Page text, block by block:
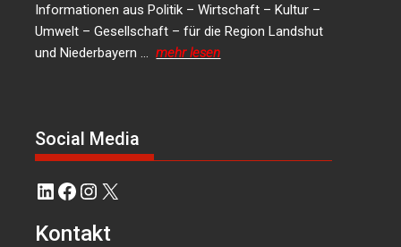
Informationen aus Politik – Wirtschaft – Kultur –
Umwelt – Gesellschaft – für die Region Landshut
und Niederbayern …mehr lesen
Social Media
LinkedIn
Facebook
Instagram
X
Kontakt